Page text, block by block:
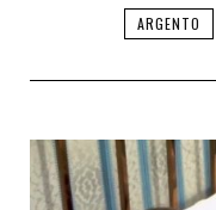
ARGENTO